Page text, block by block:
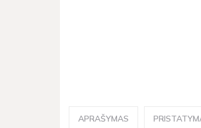
APRAŠYMAS